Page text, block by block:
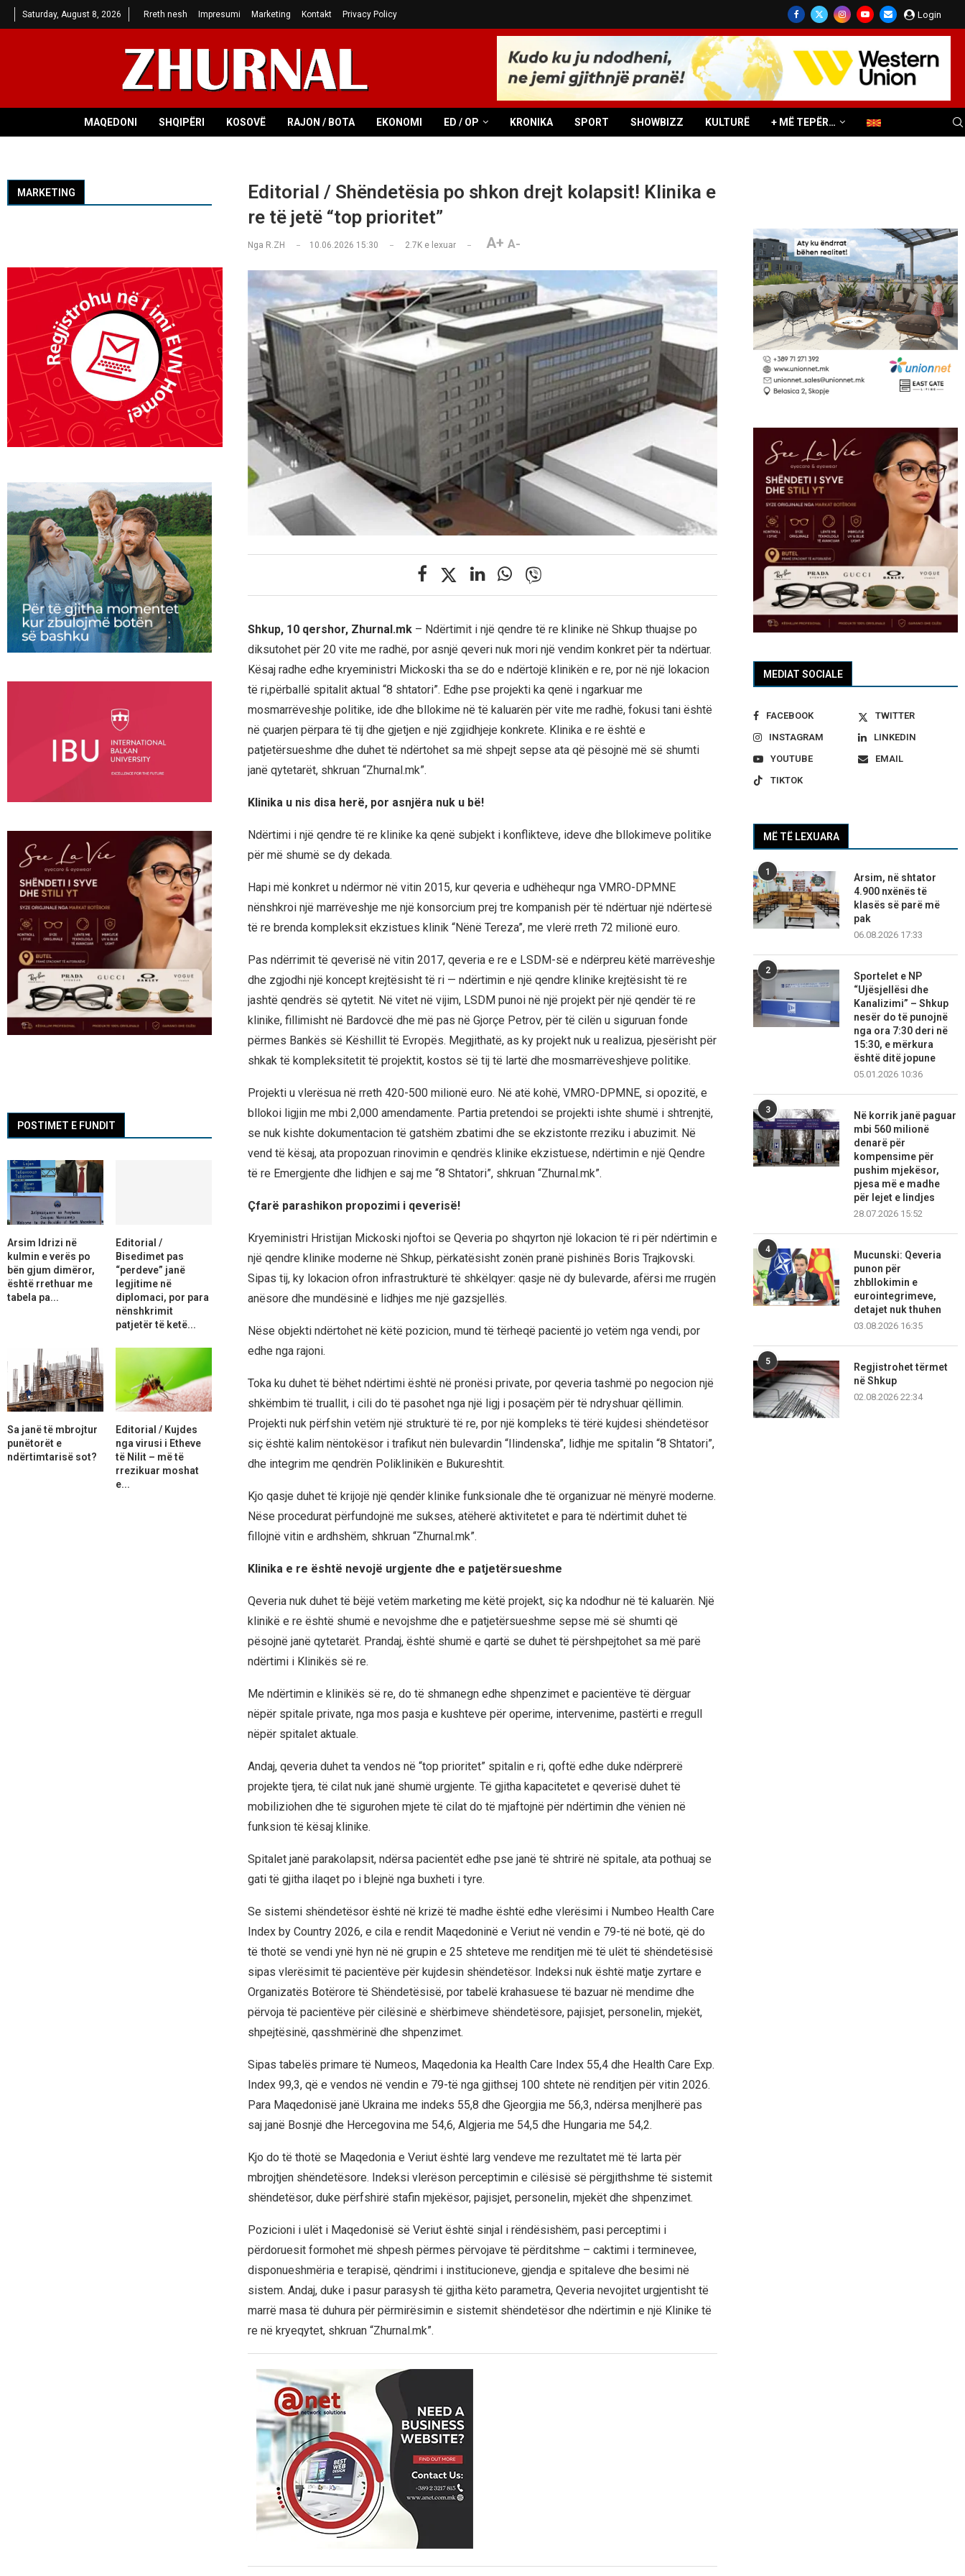
Saturday, August 8, 2026 Rreth nesh Impresumi Marketing Kontakt Privacy Policy Login
MAQEDONI SHQIPËRI KOSOVË RAJON / BOTA EKONOMI ED / OP KRONIKA SPORT SHOWBIZZ KULTURË + MË TEPËR…
Editorial / Shëndetësia po shkon drejt kolapsit! Klinika e
re të jetë “top prioritet”
Nga R.ZH 10.06.2026 15:30 2.7Ke lexuar A+ A-
Shkup, 10 qershor, Zhurnal.mk– Ndërtimit i një qendre të re klinike në Shkup thuajse po
diksutohet për 20 vite me radhë, por asnjë qeveri nuk mori një vendim konkret për ta ndërtuar.
Kësaj radhe edhe kryeministri Mickoski tha se do e ndërtojë klinikën e re, por në një lokacion
të ri,përballë spitalit aktual “8 shtatori”. Edhe pse projekti ka qenë i ngarkuar me
mosmarrëveshje politike, ide dhe bllokime në të kaluarën për vite me radhë, fokusi tani është
në çuarjen përpara të tij dhe gjetjen e një zgjidhjeje konkrete. Klinika e re është e
patjetërsueshme dhe duhet të ndërtohet sa më shpejt sepse ata që pësojnë më së shumti
janë qytetarët, shkruan “Zhurnal.mk”.
Klinika u nis disa herë, por asnjëra nuk u bë!
Ndërtimi i një qendre të re klinike ka qenë subjekt i konflikteve, ideve dhe bllokimeve politike
për më shumë se dy dekada.
Hapi më konkret u ndërmor në vitin 2015, kur qeveria e udhëhequr nga VMRO-DPMNE
nënshkroi një marrëveshje me një konsorcium prej tre kompanish për të ndërtuar një ndërtesë
të re brenda kompleksit ekzistues klinik “Nënë Tereza”, me vlerë rreth 72 milionë euro.
Pas ndërrimit të qeverisë në vitin 2017, qeveria e re e LSDM-së e ndërpreu këtë marrëveshje
dhe zgjodhi një koncept krejtësisht të ri — ndërtimin e një qendre klinike krejtësisht të re
jashtë qendrës së qytetit. Në vitet në vijim, LSDM punoi në një projekt për një qendër të re
klinike, fillimisht në Bardovcë dhe më pas në Gjorçe Petrov, për të cilën u siguruan fonde
përmes Bankës së Këshillit të Evropës. Megjithatë, as ky projekt nuk u realizua, pjesërisht për
shkak të kompleksitetit të projektit, kostos së tij të lartë dhe mosmarrëveshjeve politike.
Projekti u vlerësua në rreth 420-500 milionë euro. Në atë kohë, VMRO-DPMNE, si opozitë, e
bllokoi ligjin me mbi 2,000 amendamente. Partia pretendoi se projekti ishte shumë i shtrenjtë,
se nuk kishte dokumentacion të gatshëm zbatimi dhe se ekzistonte rreziku i abuzimit. Në
vend të kësaj, ata propozuan rinovimin e qendrës klinike ekzistuese, ndërtimin e një Qendre
të re Emergjente dhe lidhjen e saj me “8 Shtatori”, shkruan “Zhurnal.mk”.
Çfarë parashikon propozimi i qeverisë!
Kryeministri Hristijan Mickoski njoftoi se Qeveria po shqyrton një lokacion të ri për ndërtimin e
një qendre klinike moderne në Shkup, përkatësisht zonën pranë pishinës Boris Trajkovski.
Sipas tij, ky lokacion ofron infrastrukturë të shkëlqyer: qasje në dy bulevarde, afërsi me rrugën
anësore dhe mundësinë e lidhjes me një gazsjellës.
Nëse objekti ndërtohet në këtë pozicion, mund të tërheqë pacientë jo vetëm nga vendi, por
edhe nga rajoni.
Toka ku duhet të bëhet ndërtimi është në pronësi private, por qeveria tashmë po negocion një
shkëmbim të truallit, i cili do të pasohet nga një ligj i posaçëm për të ndryshuar qëllimin.
Projekti nuk përfshin vetëm një strukturë të re, por një kompleks të tërë kujdesi shëndetësor
siç është kalim nëntokësor i trafikut nën bulevardin “Ilindenska”, lidhje me spitalin “8 Shtatori”,
dhe integrim me qendrën Poliklinikën e Bukureshtit.
Kjo qasje duhet të krijojë një qendër klinike funksionale dhe të organizuar në mënyrë moderne.
Nëse procedurat përfundojnë me sukses, atëherë aktivitetet e para të ndërtimit duhet të
fillojnë vitin e ardhshëm, shkruan “Zhurnal.mk”.
Klinika e re është nevojë urgjente dhe e patjetërsueshme
Qeveria nuk duhet të bëjë vetëm marketing me këtë projekt, siç ka ndodhur në të kaluarën. Një
klinikë e re është shumë e nevojshme dhe e patjetërsueshme sepse më së shumti që
pësojnë janë qytetarët. Prandaj, është shumë e qartë se duhet të përshpejtohet sa më parë
ndërtimi i Klinikës së re.
Me ndërtimin e klinikës së re, do të shmanegn edhe shpenzimet e pacientëve të dërguar
nëpër spitale private, nga mos pasja e kushteve për operime, intervenime, pastërti e rregull
nëpër spitalet aktuale.
Andaj, qeveria duhet ta vendos në “top prioritet” spitalin e ri, qoftë edhe duke ndërprerë
projekte tjera, të cilat nuk janë shumë urgjente. Të gjitha kapacitetet e qeverisë duhet të
mobiliziohen dhe të sigurohen mjete të cilat do të mjaftojnë për ndërtimin dhe vënien në
funksion të kësaj klinike.
Spitalet janë parakolapsit, ndërsa pacientët edhe pse janë të shtrirë në spitale, ata pothuaj se
gati të gjitha ilaqet po i blejnë nga buxheti i tyre.
Se sistemi shëndetësor është në krizë të madhe është edhe vlerësimi i Numbeo Health Care
Index by Country 2026, e cila e rendit Maqedoninë e Veriut në vendin e 79-të në botë, që do
të thotë se vendi ynë hyn në në grupin e 25 shteteve me renditjen më të ulët të shëndetësisë
sipas vlerësimit të pacientëve për kujdesin shëndetësor. Indeksi nuk është matje zyrtare e
Organizatës Botërore të Shëndetësisë, por tabelë krahasuese të bazuar në mendime dhe
përvoja të pacientëve për cilësinë e shërbimeve shëndetësore, pajisjet, personelin, mjekët,
shpejtësinë, qasshmërinë dhe shpenzimet.
Sipas tabelës primare të Numeos, Maqedonia ka Health Care Index 55,4 dhe Health Care Exp.
Index 99,3, që e vendos në vendin e 79-të nga gjithsej 100 shtete në renditjen për vitin 2026.
Para Maqedonisë janë Ukraina me indeks 55,8 dhe Gjeorgjia me 56,3, ndërsa menjlherë pas
saj janë Bosnjë dhe Hercegovina me 54,6, Algjeria me 54,5 dhe Hungaria me 54,2.
Kjo do të thotë se Maqedonia e Veriut është larg vendeve me rezultatet më të larta për
mbrojtjen shëndetësore. Indeksi vlerëson perceptimin e cilësisë së përgjithshme të sistemit
shëndetësor, duke përfshirë stafin mjekësor, pajisjet, personelin, mjekët dhe shpenzimet.
Pozicioni i ulët i Maqedonisë së Veriut është sinjal i rëndësishëm, pasi perceptimi i
përdoruesit formohet më shpesh përmes përvojave të përditshme – caktimi i terminevee,
disponueshmëria e terapisë, qëndrimi i institucioneve, gjendja e spitaleve dhe besimi në
sistem. Andaj, duke i pasur parasysh të gjitha këto parametra, Qeveria nevojitet urgjentisht të
marrë masa të duhura për përmirësimin e sistemit shëndetësor dhe ndërtimin e një Klinike të
re në kryeqytet, shkruan “Zhurnal.mk”.
MEDIAT SOCIALE
FACEBOOK
TWITTER
INSTAGRAM
LINKEDIN
YOUTUBE
EMAIL
TIKTOK
MË TË LEXUARA
1
Arsim, në shtator
4.900 nxënës të
klasës së parë më
pak
06.08.2026 17:33
2
Sportelet e NP
“Ujësjellësi dhe
Kanalizimi” – Shkup
nesër do të punojnë
nga ora 7:30 deri në
15:30, e mërkura
është ditë jopune
05.01.2026 10:36
3
Në korrik janë paguar
mbi 560 milionë
denarë për
kompensime për
pushim mjekësor,
pjesa më e madhe
për lejet e lindjes
28.07.2026 15:52
4
Mucunski: Qeveria
punon për
zhbllokimin e
eurointegrimeve,
detajet nuk thuhen
03.08.2026 16:35
5
Regjistrohet tërmet
në Shkup
02.08.2026 22:34
MARKETING
POSTIMET E FUNDIT
Arsim Idrizi në
kulmin e verës po
bën gjum dimëror,
është rrethuar me
tabela pa...
Editorial /
Bisedimet pas
“perdeve” janë
legjitime në
diplomaci, por para
nënshkrimit
patjetër të ketë...
Sa janë të mbrojtur
punëtorët e
ndërtimtarisë sot?
Editorial / Kujdes
nga virusi i Etheve
të Nilit – më të
rrezikuar moshat
e...